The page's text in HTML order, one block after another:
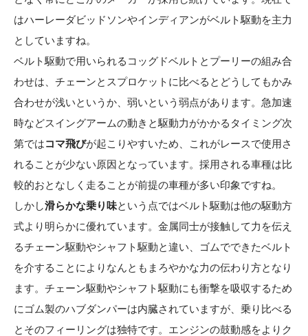
はハーレーダビッドソンやインディアンがベルト駆動を主力
としていますね。
ベルト駆動で用いられるコッグドベルトとプーリーの組み合
わせは、チェーンとスプロケットに比べるとどうしてもかみ
合わせが浅いというか、弱いという弱点があります。急加速
時などスイングアームの動きと駆動力がかかるタイミング次
第ではコマ飛びが起こりやすいため、これがレースで使用さ
れることが少ない原因となっています。採用される車種は比
較的おとなしく走ることが前提の車種が多い印象ですね。
しかし滑らかな乗り味という点ではベルト駆動は他の駆動方
式より明らかに優れています。金属同士が接触して力を伝え
るチェーン駆動やシャフト駆動と違い、ゴムでできたベルト
を介することによりなんともまろやかな力の伝わり方となり
ます。チェーン駆動やシャフト駆動にも衝撃を吸収するため
にゴム製のハブダンパーは内臓されていますが、乗り比べる
とそのフィーリングは独特です。エンジンの鼓動感をよりク